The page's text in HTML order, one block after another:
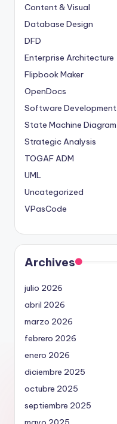
Content & Visual
Database Design
DFD
Enterprise Architecture
Flipbook Maker
OpenDocs
Software Development
State Machine Diagram
Strategic Analysis
TOGAF ADM
UML
Uncategorized
VPasCode
Archives
julio 2026
abril 2026
marzo 2026
febrero 2026
enero 2026
diciembre 2025
octubre 2025
septiembre 2025